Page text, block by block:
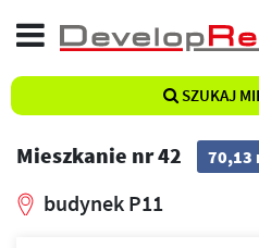
SZUKAJ
Mieszkanie nr 42 70,13
budynek P11